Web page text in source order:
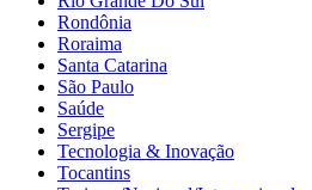
Rondônia
Roraima
Santa Catarina
São Paulo
Saúde
Sergipe
Tecnologia & Inovação
Tocantins